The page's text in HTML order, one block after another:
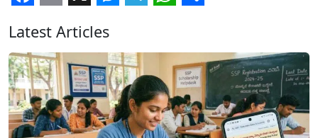
Facebook
Email
X Messenger
Telegram
WhatsApp
Share
Latest Articles